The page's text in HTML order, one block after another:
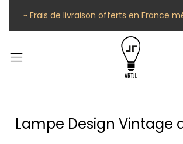
~ Frais de livraison offerts en France
Lampe Design Vintage